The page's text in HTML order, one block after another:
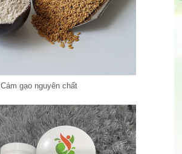
Cám gạo nguyên chất